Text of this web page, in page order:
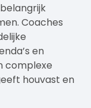
Coaches
en
complexe
houvast en